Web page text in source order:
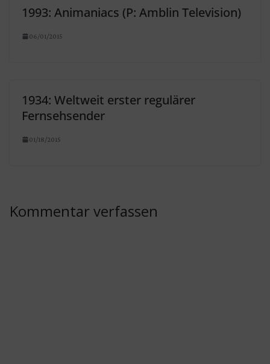
1993: Animaniacs (P: Amblin Television)
06/01/2015
1934: Weltweit erster regulärer
Fernsehsender
01/18/2015
Kommentar verfassen